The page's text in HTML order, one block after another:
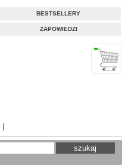
BESTSELLERY
ZAPOWIEDZI